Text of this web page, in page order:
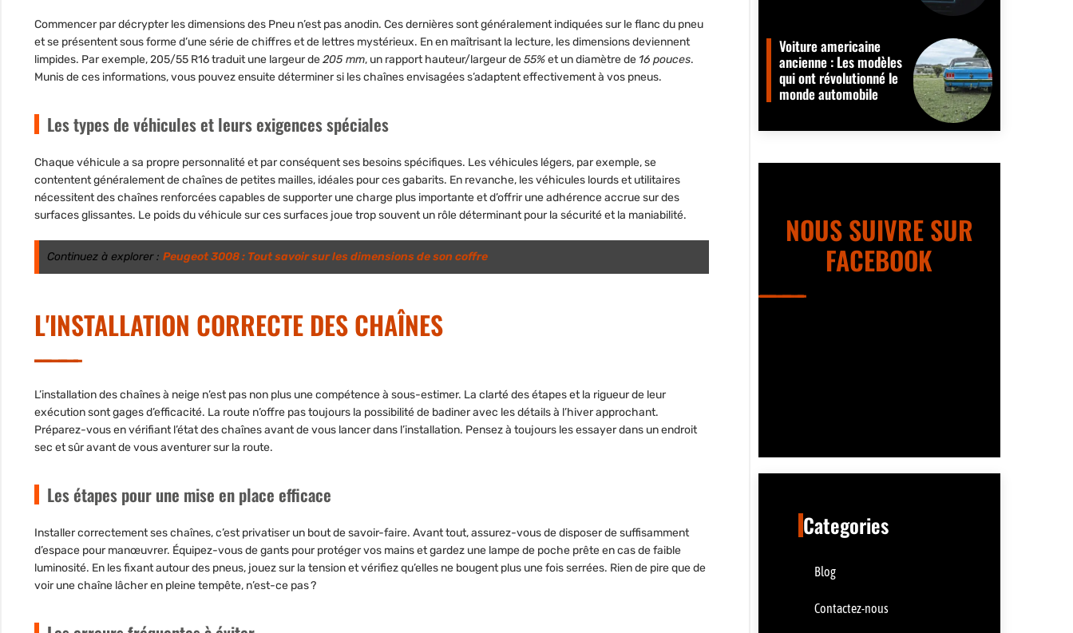
Commencer par décrypter les dimensions des Pneu n’est pas anodin. Ces dernières sont généralement indiquées sur le flanc du pneu
et se présentent sous forme d’une série de chiffres et de lettres mystérieux. En en maîtrisant la lecture, les dimensions deviennent
limpides. Par exemple, 205/55 R16 traduit une largeur de205 mm, un rapport hauteur/largeur de55%et un diamètre de 16 pouces.
Munis de ces informations, vous pouvez ensuite déterminer si les chaînes envisagées s’adaptent effectivement à vos pneus.
Les types de véhicules et leurs exigences spéciales
Chaque véhicule a sa propre personnalité et par conséquent ses besoins spécifiques. Les véhicules légers, par exemple, se
contentent généralement de chaînes de petites mailles, idéales pour ces gabarits. En revanche, les véhicules lourds et utilitaires
nécessitent des chaînes renforcées capables de supporter une charge plus importante et d’offrir une adhérence accrue sur des
surfaces glissantes. Le poids du véhicule sur ces surfaces joue trop souvent un rôle déterminant pour la sécurité et la maniabilité.
Continuez à explorer : Peugeot 3008 : Tout savoir sur les dimensions de son coffre
L'INSTALLATION CORRECTE DES CHAÎNES
L’installation des chaînes à neige n’est pas non plus une compétence à sous-estimer. La clarté des étapes et la rigueur de leur
exécution sont gages d’efficacité. La route n’offre pas toujours la possibilité de badiner avec les détails à l’hiver approchant.
Préparez-vous en vérifiant l’état des chaînes avant de vous lancer dans l’installation. Pensez à toujours les essayer dans un endroit
sec et sûr avant de vous aventurer sur la route.
Les étapes pour une mise en place efficace
Installer correctement ses chaînes, c’est privatiser un bout de savoir-faire. Avant tout, assurez-vous de disposer de suffisamment
d’espace pour manœuvrer. Équipez-vous de gants pour protéger vos mains et gardez une lampe de poche prête en cas de faible
luminosité. En les fixant autour des pneus, jouez sur la tension et vérifiez qu’elles ne bougent plus une fois serrées. Rien de pire que de
voir une chaîne lâcher en pleine tempête, n’est-ce pas ?
Voiture americaine
ancienne : Les modèles
qui ont révolutionné le
monde automobile
NOUS SUIVRE SUR
FACEBOOK
Categories
Blog
Contactez-nous